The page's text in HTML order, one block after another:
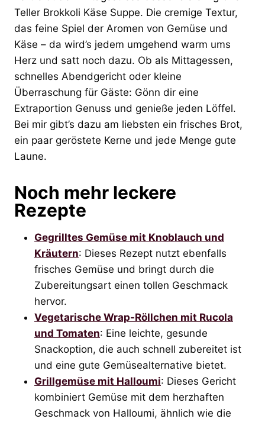
Teller Brokkoli Käse Suppe. Die cremige Textur,
das feine Spiel der Aromen von Gemüse und
Käse – da wird’s jedem umgehend warm ums
Herz und satt noch dazu. Ob als Mittagessen,
schnelles Abendgericht oder kleine
Überraschung für Gäste: Gönn dir eine
Extraportion Genuss und genieße jeden Löffel.
Bei mir gibt’s dazu am liebsten ein frisches Brot,
ein paar geröstete Kerne und jede Menge gute
Laune.
Noch mehr leckere
Rezepte
Gegrilltes Gemüse mit Knoblauch und
Kräutern: Dieses Rezept nutzt ebenfalls
frisches Gemüse und bringt durch die
Zubereitungsart einen tollen Geschmack
hervor.
Vegetarische Wrap-Röllchen mit Rucola
und Tomaten: Eine leichte, gesunde
Snackoption, die auch schnell zubereitet ist
und eine gute Gemüsealternative bietet.
Grillgemüse mit Halloumi: Dieses Gericht
kombiniert Gemüse mit dem herzhaften
Geschmack von Halloumi, ähnlich wie die